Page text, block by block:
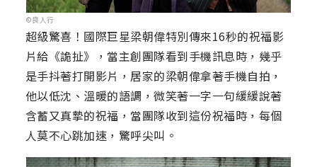
©良人行
超級驚喜！國際巨星梁朝偉特別傳來16秒的祝福影
片給《詭扯》，當主創團隊看到手機訊息時，幾乎
是手抖著打開影片，居家的梁朝偉拿著手機自拍，
他以低沈、溫暖的語調，微笑著一字一句緩緩說著
含蓄又真摯的祝福，當團隊收到這份祝福時，每個
人莫不心跳加速，驚呼尖叫。